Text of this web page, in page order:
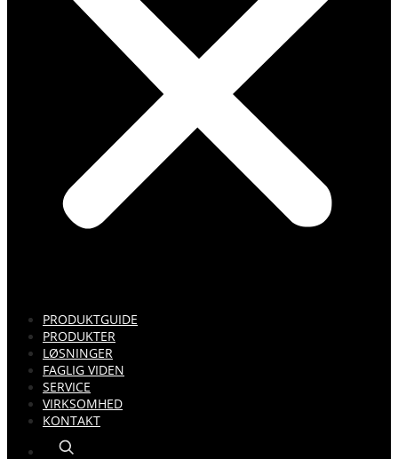
PRODUKTGUIDE
PRODUKTER
LØSNINGER
FAGLIG VIDEN
SERVICE
VIRKSOMHED
KONTAKT